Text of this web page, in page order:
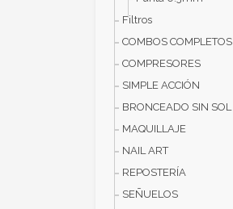
Filtros
COMBOS COMPLETOS
COMPRESORES
SIMPLE ACCIÓN
BRONCEADO SIN SOL
MAQUILLAJE
NAIL ART
REPOSTERÍA
SEÑUELOS